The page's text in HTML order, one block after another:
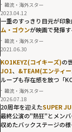
韓流・海外スター
2023.04.12
一重のすっきり目元が印
ム・ゴウンが映画で発揮
韓流・海外スター
2021.06.30
KO1KEYZ(コイキーズ)の
JO1、 &TEAM(エンティ
ループも存在感を放つ「
ンダム
韓流・海外スター
2026.07.18
20周年を迎えたSUPER
最終公演の"熱狂"とメン
収めたバックステージの様